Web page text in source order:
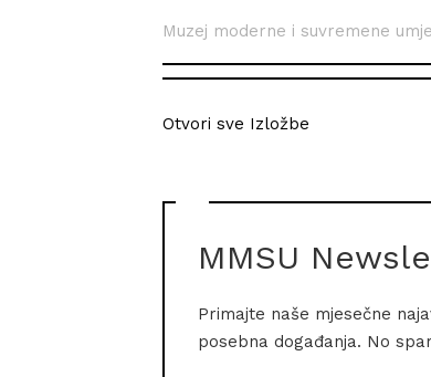
Muzej moderne i suvremene
Otvori sve Izložbe
MMSU
Primajte naše mjesečne
posebna događanja. No